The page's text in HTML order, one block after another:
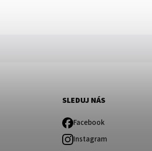
SLEDUJ NÁS
Facebook
Instagram